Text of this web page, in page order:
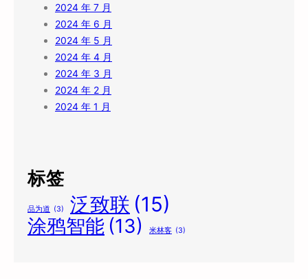
2024 年 7 月
2024 年 6 月
2024 年 5 月
2024 年 4 月
2024 年 3 月
2024 年 2 月
2024 年 1 月
标签
品为道 (3) 泛致联 (15)
涂鸦智能 (13) 米林客 (3)